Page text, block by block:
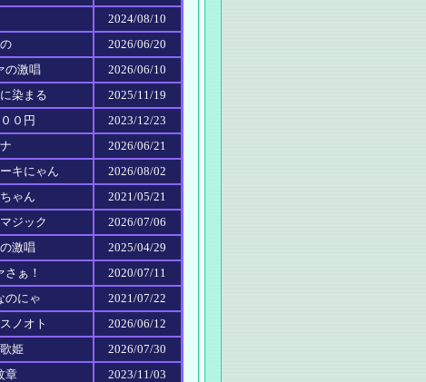
2024/08/10
2026/06/20
の激唱
2026/06/10
染まる
2025/11/19
０円
2023/12/23
2026/06/21
キにゃん
2026/08/02
ゃん
2021/05/21
ジック
2026/07/06
激唱
2025/04/29
ぁ！
2020/07/11
のにゃ
2021/07/22
ノオト
2026/06/12
姫
2026/07/30
章
2023/11/03